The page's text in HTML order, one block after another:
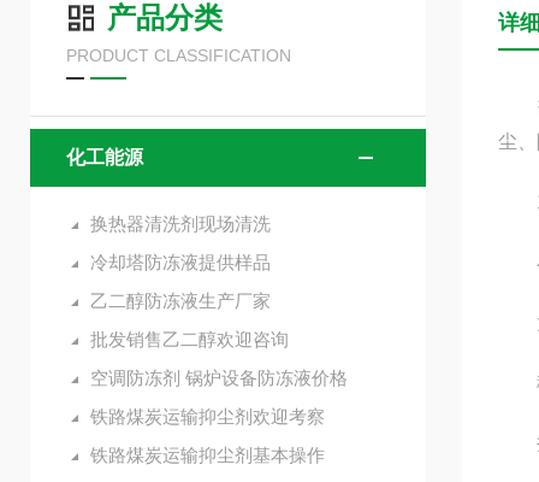
产品分类
PRODUCT CLASSIFICATION
化工能源
换热器清洗剂现场清洗
冷却塔防冻液提供样品
乙二醇防冻液生产厂家
批发销售乙二醇欢迎咨询
空调防冻剂 锅炉设备防冻液价格
铁路煤炭运输抑尘剂欢迎考察
铁路煤炭运输抑尘剂基本操作
详
抑
尘
1
小
大
移
井